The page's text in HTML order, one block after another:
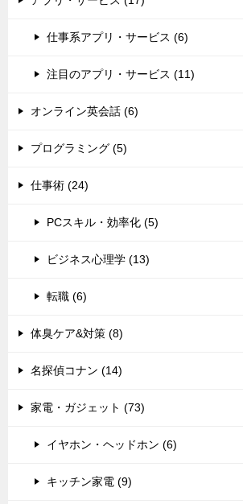
仕事系アプリ・サービス (6)
注目のアプリ・サービス (11)
オンライン英会話 (6)
プログラミング (5)
仕事術 (24)
PCスキル・効率化 (5)
ビジネス心理学 (13)
転職 (6)
体臭ケア&対策 (8)
名探偵コナン (14)
家電・ガジェット (73)
イヤホン・ヘッドホン (6)
キッチン家電 (9)